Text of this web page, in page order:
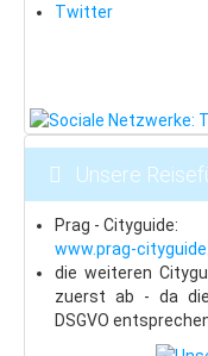
Altvatergebirge
Last Minute
Twitter
Unsere
Prag - Cityguide:
www.prag-
die weiteren
zuerst ab - da
DSGVO